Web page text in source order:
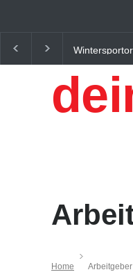
profitieren
Home Arbeitgeber